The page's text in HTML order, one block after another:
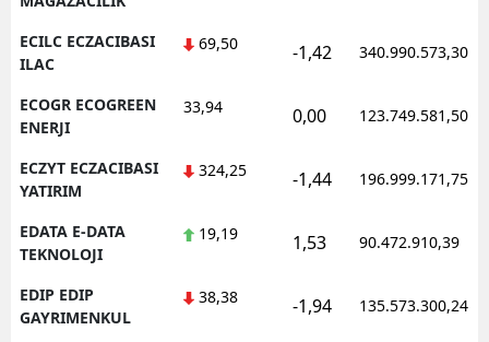
ECILC ECZACIBASI
ILAC
69,50 -1,42 340.990.573,30
ECOGR ECOGREEN
ENERJI
33,94 0,00 123.749.581,50
ECZYT ECZACIBASI
YATIRIM
324,25 -1,44 196.999.171,75
EDATA E-DATA
TEKNOLOJI
19,19 1,53 90.472.910,39
EDIP EDIP
GAYRIMENKUL
38,38 -1,94 135.573.300,24